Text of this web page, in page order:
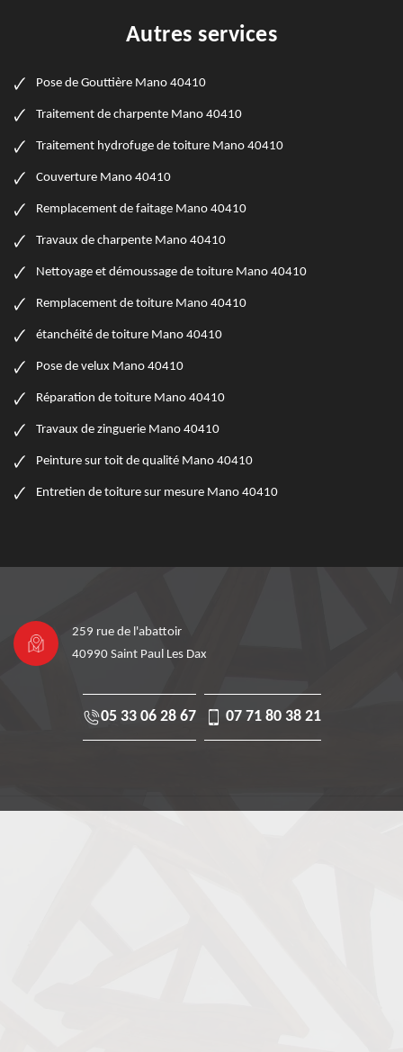
Autres services
Pose de Gouttière Mano 40410
Traitement de charpente Mano 40410
Traitement hydrofuge de toiture Mano 40410
Couverture Mano 40410
Remplacement de faitage Mano 40410
Travaux de charpente Mano 40410
Nettoyage et démoussage de toiture Mano 40410
Remplacement de toiture Mano 40410
étanchéité de toiture Mano 40410
Pose de velux Mano 40410
Réparation de toiture Mano 40410
Travaux de zinguerie Mano 40410
Peinture sur toit de qualité Mano 40410
Entretien de toiture sur mesure Mano 40410
259 rue de l'abattoir
40990 Saint Paul Les Dax
05 33 06 28 67 07 71 80 38 21